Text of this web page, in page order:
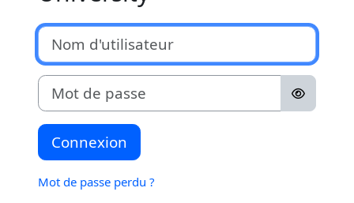
Nom d'utilisateur
Mot de passe
Connexion
Mot de passe perdu ?